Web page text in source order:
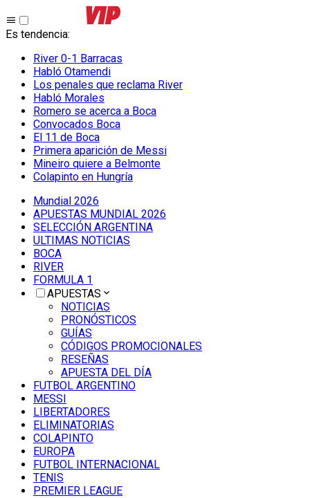
Es tendencia:
River 0-1 Barracas
Habló Otamendi
Los penales que reclama River
Habló Morales
Romero se acerca a Boca
Convocados Boca
El 11 de Boca
Primera aparición de Messi
Mineiro quiere a Belmonte
Colapinto en Hungría
Mundial 2026
APUESTAS MUNDIAL 2026
SELECCIÓN ARGENTINA
ULTIMAS NOTICIAS
BOCA
RIVER
FORMULA 1
APUESTAS
NOTICIAS
PRONÓSTICOS
GUÍAS
CÓDIGOS PROMOCIONALES
RESEÑAS
APUESTA DEL DÍA
FUTBOL ARGENTINO
MESSI
LIBERTADORES
ELIMINATORIAS
COLAPINTO
EUROPA
FUTBOL INTERNACIONAL
TENIS
PREMIER LEAGUE